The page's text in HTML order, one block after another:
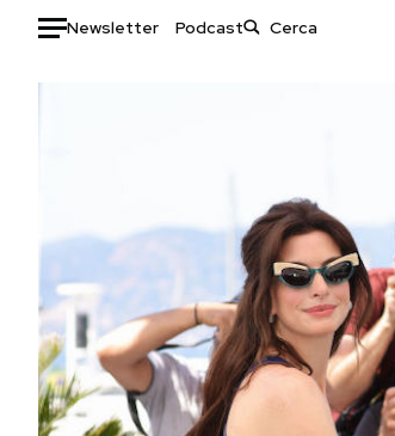
Newsletter Podcast
Mondo
Politica
Tecnologia
Internet
Scienza
Cultura
Moda
Libri
Consumismi
Storie/Idee
Ok Boomer!
Media
Europa